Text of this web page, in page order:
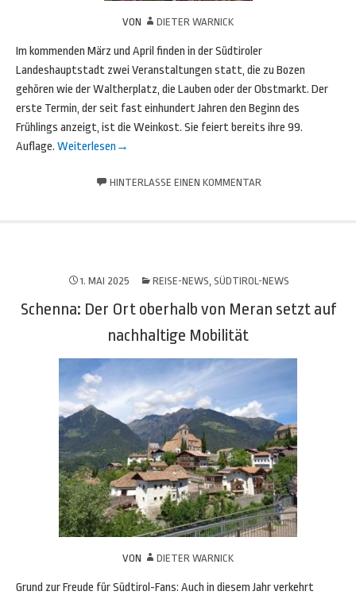
VON DIETER WARNICK
Im kommenden März und April finden in der Südtiroler
Landeshauptstadt zwei Veranstaltungen statt, die zu Bozen
gehören wie der Waltherplatz, die Lauben oder der Obstmarkt. Der
erste Termin, der seit fast einhundert Jahren den Beginn des
Frühlings anzeigt, ist die Weinkost. Sie feiert bereits ihre 99.
Auflage. Weiterlesen →
HINTERLASSE EINEN KOMMENTAR
1. MAI 2025 REISE-NEWS, SÜDTIROL-NEWS
Schenna: Der Ort oberhalb von Meran setzt auf
nachhaltige Mobilität
VON DIETER WARNICK
Grund zur Freude für Südtirol-Fans: Auch in diesem Jahr verkehrt